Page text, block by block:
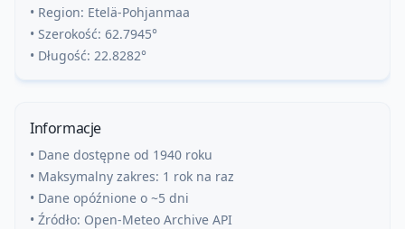
• Region: Etelä-Pohjanmaa
• Szerokość: 62.7945°
• Długość: 22.8282°
Informacje
• Dane dostępne od 1940 roku
• Maksymalny zakres: 1 rok na raz
• Dane opóźnione o ~5 dni
• Źródło: Open-Meteo Archive API